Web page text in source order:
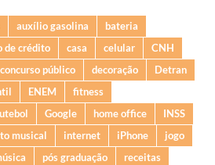
auxílio gasolina
bateria
de crédito casa celular
CNH
concurso público decoração
Detran
ENEM
fitness
Google home office
INSS
musical internet iPhone
jogo
pós graduação
receitas